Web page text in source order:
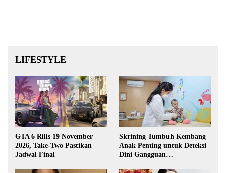
LIFESTYLE
GTA 6 Rilis 19 November
2026, Take-Two Pastikan
Jadwal Final
Skrining Tumbuh Kembang
Anak Penting untuk Deteksi
Dini Gangguan